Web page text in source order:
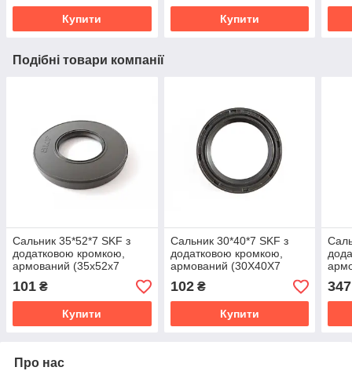
Купити Купити
Подібні товари компанії
Сальник 35*52*7 SKF з
додатковою кромкою,
армований (35x52x7
HMSA10 RG)
101 ₴
Купити
Сальник 30*40*7 SKF з
додатковою кромкою,
армований (30X40X7
HMSA10 RG)
102₴
Купити
347
Про нас